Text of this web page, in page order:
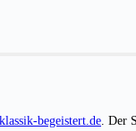
klassik-begeistert.de . Der